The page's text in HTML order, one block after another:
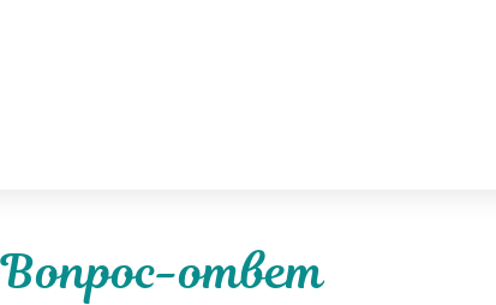
Вопрос-ответ